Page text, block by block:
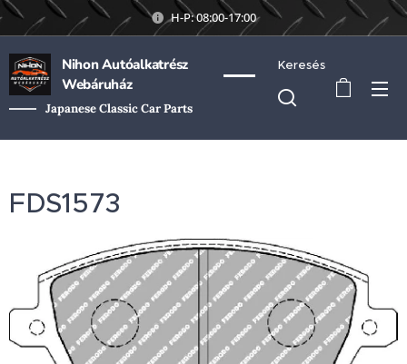
H-P: 08:00-17:00
Nihon Autóalkatrész
Webáruház
Japanese Classic Car Parts
Keresés
FDS1573